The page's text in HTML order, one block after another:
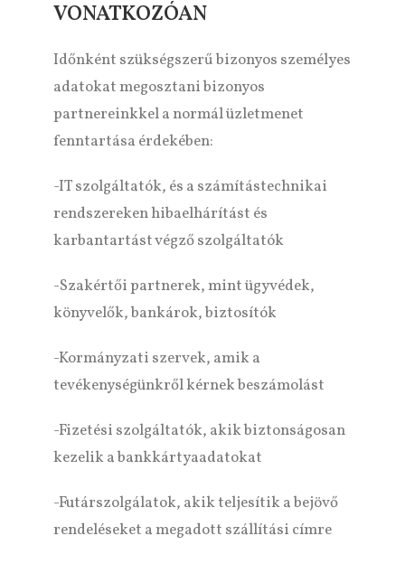
VONATKOZÓAN
Időnként szükségszerű bizonyos személyes
adatokat megosztani bizonyos
partnereinkkel a normál üzletmenet
fenntartása érdekében:
-IT szolgáltatók, és a számítástechnikai
rendszereken hibaelhárítást és
karbantartást végző szolgáltatók
-Szakértői partnerek, mint ügyvédek,
könyvelők, bankárok, biztosítók
-Kormányzati szervek, amik a
tevékenységünkről kérnek beszámolást
-Fizetési szolgáltatók, akik biztonságosan
kezelik a bankkártyaadatokat
-Futárszolgálatok, akik teljesítik a bejövő
rendeléseket a megadott szállítási címre